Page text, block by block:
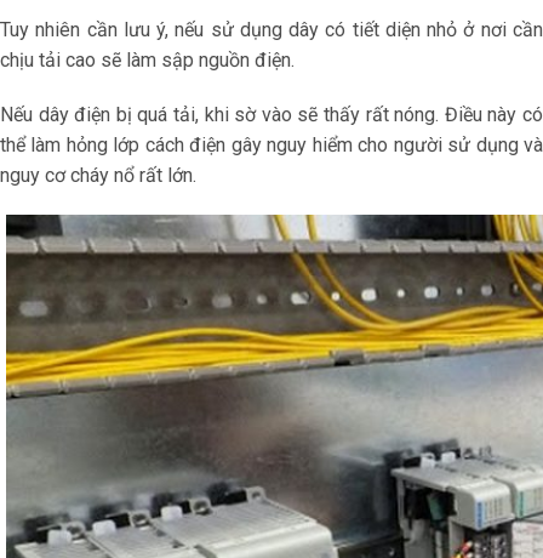
Tuy nhiên cần lưu ý, nếu sử dụng dây có tiết diện nhỏ ở nơi cần
chịu tải cao sẽ làm sập nguồn điện.
Nếu dây điện bị quá tải, khi sờ vào sẽ thấy rất nóng. Điều này có
thể làm hỏng lớp cách điện gây nguy hiểm cho người sử dụng và
nguy cơ cháy nổ rất lớn.